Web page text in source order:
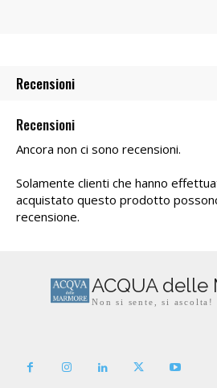
Recensioni
Recensioni
Ancora non ci sono recensioni.
Solamente clienti che hanno
acquistato questo prodotto
recensione.
ACQUA delle
Non si sente, si ascolta!